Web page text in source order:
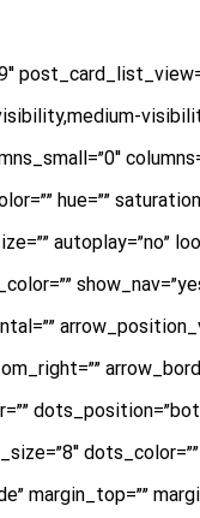
hue=””
autoplay=”no”
margin_top=””